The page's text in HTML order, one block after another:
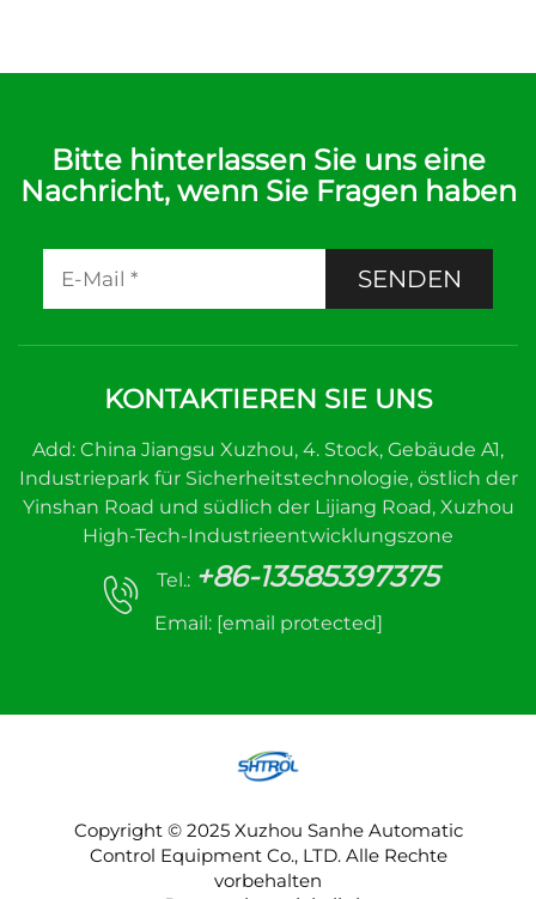
Bitte hinterlassen Sie uns eine
Nachricht, wenn Sie Fragen haben
SENDEN
KONTAKTIEREN SIE UNS
Add: China Jiangsu Xuzhou, 4. Stock, Gebäude A1,
Industriepark für Sicherheitstechnologie, östlich der
Yinshan Road und südlich der Lijiang Road, Xuzhou
High-Tech-Industrieentwicklungszone
Tel.: +86-13585397375
Email: [email protected]
Copyright © 2025 Xuzhou Sanhe Automatic
Control Equipment Co., LTD. Alle Rechte
vorbehalten